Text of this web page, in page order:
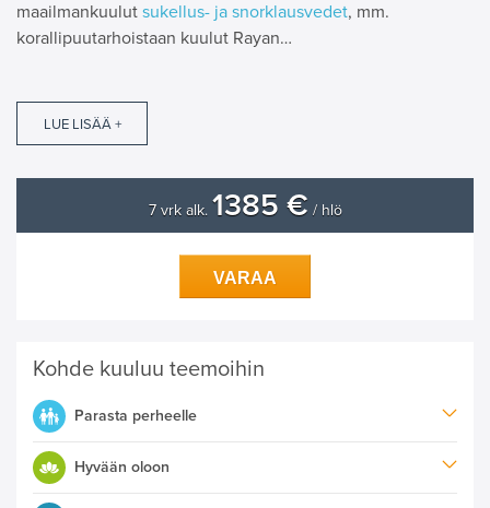
maailmankuulut sukellus- ja snorklausvedet, mm.
korallipuutarhoistaan kuulut Rayan…
LUE LISÄÄ +
7 vrk alk. 1385 € / hlö
VARAA
Kohde kuuluu teemoihin
Parasta perheelle
Hyvään oloon